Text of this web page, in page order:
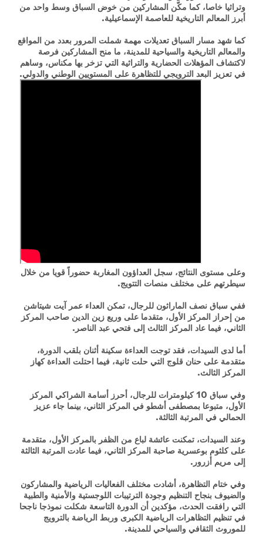
وتراثيا خاصا، كما مكّن المشاركين من خوض السباق وسط واحد من
أبرز المعالم التاريخية للعاصمة الإسماعيلية.
كما شهد مسار السباق تعديلات مهمة شملت المرور بعدد من المواقع
والمعالم التاريخية والسياحية للمدينة، ما منح المشاركين فرصة
لاكتشاف المؤهلات الحضارية والتراثية التي تزخر بها مكناس، وساهم
في تعزيز البعد الترويجي للتظاهرة على المستويين الوطني والدولي.
وعلى مستوى النتائج، سجل العداؤون المغاربة حضوراً قويا من خلال
سيطرتهم على مختلف منصات التتويج.
ففي سباق نصف الماراثون للرجال، تمكن العداء عمر آيت شيتاشن
من إحراز المركز الأول، متقدما على وريع زين الدين صاحب المركز
الثاني، فيما عاد المركز الثالث إلى فتحي عبد الناصر.
أما لدى السيدات، فقد توجت العداءة سكينة أثنان بلقب الدورة،
متقدمة على حنان قلوج التي حلت ثانية، فيما احتلت العداءة كهاز
المركز الثالث.
وفي سباق 10 كيلومترات للرجال، أحرز أسامة الشراكي المركز
الأول، متبوعا بمصطفى أشطو في المركز الثاني، بينما جاء عزيز
الحمالي في المرتبة الثالثة.
وعند السيدات، تمكنت عائشة لباع من الظفر بالمركز الأول، متقدمة
على كلثوم بوعسرية صاحبة المركز الثاني، فيما عادت المرتبة الثالثة
إلى مريم أزرور.
وفي ختام التظاهرة، أشادت مختلف الفعاليات الرياضية والمشاركون
والضيوف بنجاح التنظيم وجودة الترتيبات اللوجستية والأمنية والطبية
التي رافقت الحدث، مؤكدين أن الدورة التاسعة شكلت نموذجا ناجحا
في تنظيم التظاهرات الرياضية الكبرى وربط الرياضة بالترويج
للموروث الثقافي والسياحي للمدينة.